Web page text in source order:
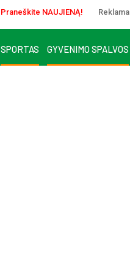
Praneškite NAUJIENĄ! Reklama
SPORTAS GYVENIMO SPALVOS